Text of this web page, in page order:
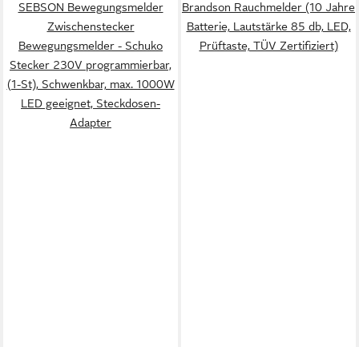
SEBSON Bewegungsmelder
Zwischenstecker
Bewegungsmelder - Schuko
Stecker 230V programmierbar,
(1-St), Schwenkbar, max. 1000W
LED geeignet, Steckdosen-
Adapter
Brandson Rauchmelder (10 Jahre
Batterie, Lautstärke 85 db, LED,
Prüftaste, TÜV Zertifiziert)